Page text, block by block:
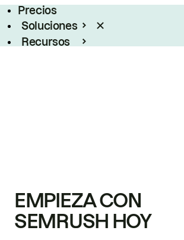
Precios
Soluciones
Recursos
EMPIEZA CON
SEMRUSH HOY